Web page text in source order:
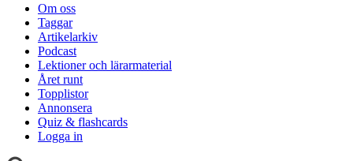
Om oss
Taggar
Artikelarkiv
Podcast
Lektioner och lärarmaterial
Året runt
Topplistor
Annonsera
Quiz & flashcards
Logga in